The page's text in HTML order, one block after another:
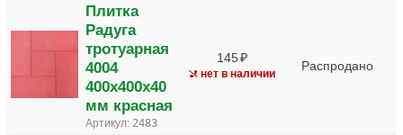
Плитка
Радуга
тротуарная
4004
400х400х40
мм красная
Артикул: 2483
145
нет в наличии
Распродано